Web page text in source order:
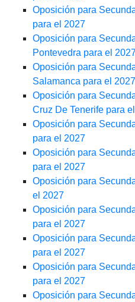
Oposición para
para el 2027
Oposición para
Pontevedra para el
Oposición para
Salamanca para el 2027
Oposición para
Cruz De Tenerife para
Oposición para
para el 2027
Oposición para
para el 2027
Oposición para
el 2027
Oposición para
para el 2027
Oposición para
para el 2027
Oposición para
para el 2027
Oposición para